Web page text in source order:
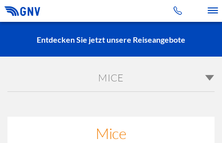
Entdecken Sie jetzt unsere Reiseangebote
MICE
Mice